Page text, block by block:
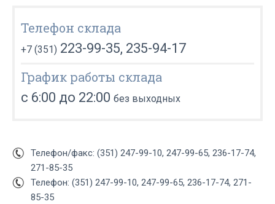
Телефон склада
+7 (351) 223-99-35, 235-94-17
График работы склада
с 6:00 до 22:00 без выходных
Телефон/факс: (351) 247-99-10, 247-99-65, 236-17-74,
271-85-35
Телефон: (351) 247-99-10, 247-99-65, 236-17-74, 271-
85-35